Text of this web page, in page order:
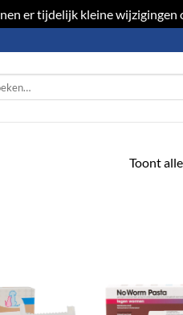
er tijdelijk kleine wijzigingen
Toont